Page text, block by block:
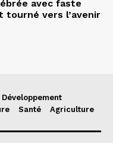
avec faste
tourné vers l’avenir
Développement
Santé Agriculture